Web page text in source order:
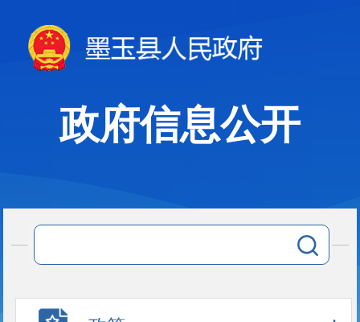
政府信息公开